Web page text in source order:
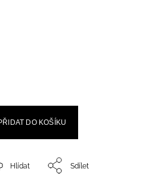
DO KOŠÍKU
Hlídat Sdílet